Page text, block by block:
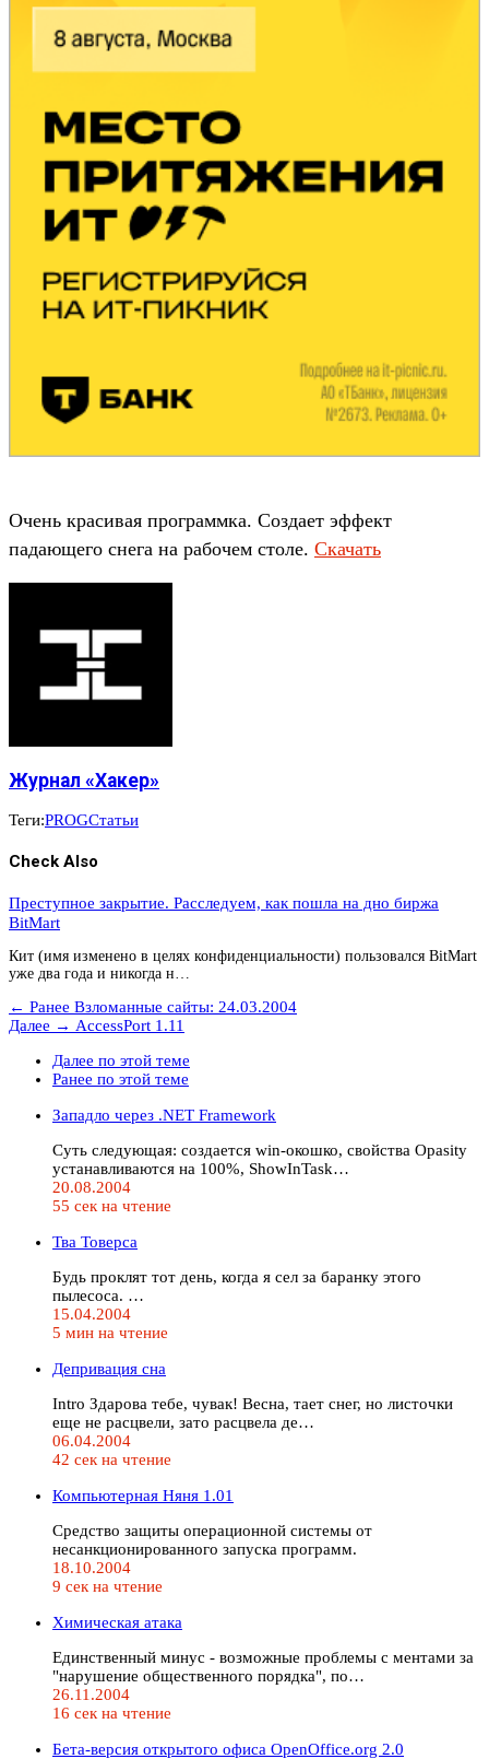
Очень красивая программка. Создает эффект
падающего снега на рабочем столе. Скачать
Журнал «Хакер»
Теги:PROGСтатьи
Check Also
Преступное закрытие. Расследуем, как пошла на дно биржа
BitMart
Кит (имя изменено в целях конфиденциальности) пользовался BitMart
уже два года и никогда н…
← Ранее Взломанные сайты: 24.03.2004
Далее → AccessPort 1.11
Далее по этой теме
Ранее по этой теме
Западло через .NET Framework
Суть следующая: создается win-окошко, свойства Opasity
устанавливаются на 100%, ShowInTask…
20.08.2004
55 сек на чтение
Тва Товерса
Будь проклят тот день, когда я сел за баранку этого
пылесоса. …
15.04.2004
5 мин на чтение
Депривация сна
Intro Здарова тебе, чувак! Весна, тает снег, но листочки
еще не расцвели, зато расцвела де…
06.04.2004
42 сек на чтение
Компьютерная Няня 1.01
Средство защиты операционной системы от
несанкционированного запуска программ.
18.10.2004
9 сек на чтение
Химическая атака
Единственный минус - возможные проблемы с ментами за
"нарушение общественного порядка", по…
26.11.2004
16 сек на чтение
Бета-версия открытого офиса OpenOffice.org 2.0